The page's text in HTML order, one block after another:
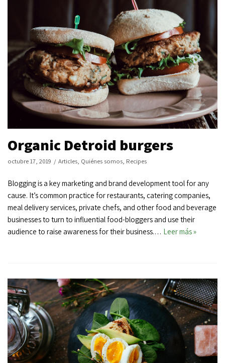
Organic Detroid burgers
octubre 17, 2019 Articles, Quiénes somos, Recipes
Blogging is a key marketing and brand development tool for any
cause. It’s common practice for restaurants, catering companies,
meal delivery services, private chefs, and other food and beverage
businesses to turn to influential food-bloggers and use their
audience to raise awareness for their business.… Leer más »